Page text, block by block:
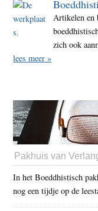
Artikelen en
zich ook
lees meer »
Pakhuis van
In het Boeddhistisch
nog een tijdje op de